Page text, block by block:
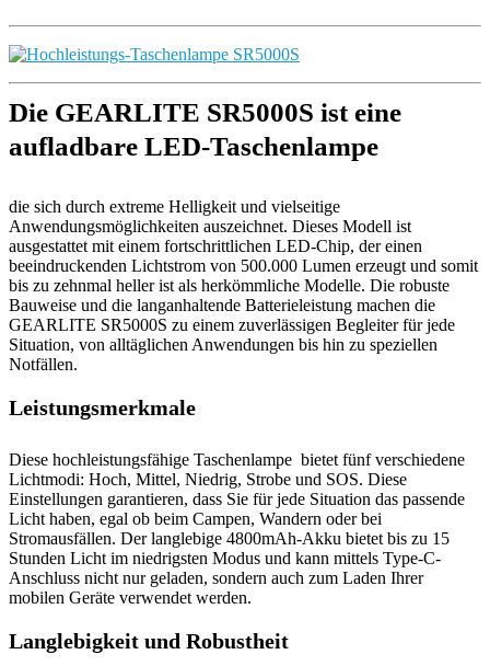
Die GEARLITE SR5000S ist eine
aufladbare LED-Taschenlampe
die sich durch extreme Helligkeit und vielseitige
Anwendungsmöglichkeiten auszeichnet. Dieses Modell ist
ausgestattet mit einem fortschrittlichen LED-Chip, der einen
beeindruckenden Lichtstrom von 500.000 Lumen erzeugt und somit
bis zu zehnmal heller ist als herkömmliche Modelle. Die robuste
Bauweise und die langanhaltende Batterieleistung machen die
GEARLITE SR5000S zu einem zuverlässigen Begleiter für jede
Situation, von alltäglichen Anwendungen bis hin zu speziellen
Notfällen.
Leistungsmerkmale
Diese hochleistungsfähige Taschenlampe bietet fünf verschiedene
Lichtmodi: Hoch, Mittel, Niedrig, Strobe und SOS. Diese
Einstellungen garantieren, dass Sie für jede Situation das passende
Licht haben, egal ob beim Campen, Wandern oder bei
Stromausfällen. Der langlebige 4800mAh-Akku bietet bis zu 15
Stunden Licht im niedrigsten Modus und kann mittels Type-C-
Anschluss nicht nur geladen, sondern auch zum Laden Ihrer
mobilen Geräte verwendet werden.
Langlebigkeit und Robustheit